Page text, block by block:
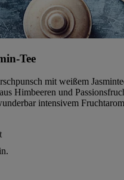
Tee
mit weißem
Himbeeren und
intensivem